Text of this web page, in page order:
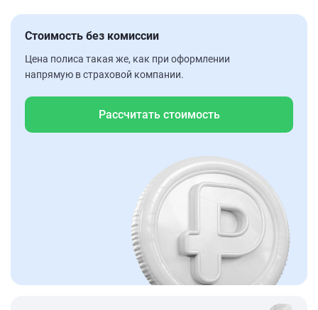
Стоимость без комиссии
Цена полиса такая же, как при оформлении
напрямую в страховой компании.
Рассчитать стоимость